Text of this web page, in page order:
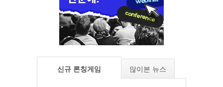
신규 론칭게임 많이본 뉴스